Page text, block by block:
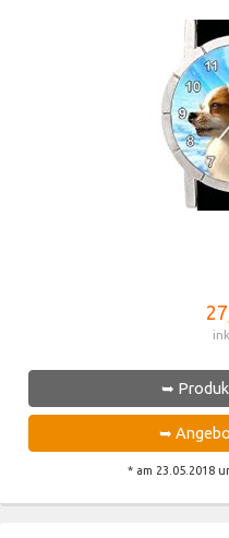
➥
➥
* am 23.05.2018